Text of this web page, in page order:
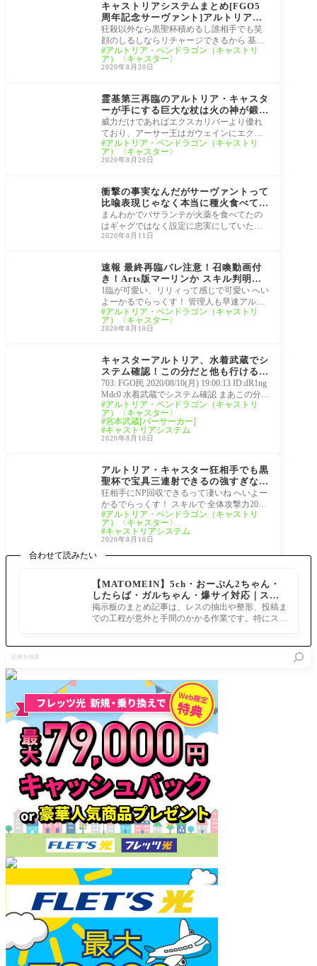
キャストリアシステムまとめ[FGO5
周年記念サーヴァント]アルトリア・
キャスター
狂殺以外なら黒聖杯積めるし誰相手でも笑
顔のしるしならリチャージできるから 基本
的には武蔵ちゃんが最適解 へいよーかるで
らっ
アルトリア・ペンドラゴン（キャストリ
ア）〈キャスター〉
2020年8月20日
霊基第三再臨のアルトリア・キャスタ
ーが手にする巨大な杖は火の神が鍛
え、大英雄に与えたとされる大剣であ
る。[FGO 宝刀マルミアドワーズ]
威力だけであればエクスカリバーより優れ
ており、アーサー王はガウェインにエクス
カリバーを貸し与え、この大剣を使う時も
あった
アルトリア・ペンドラゴン（キャストリ
ア）〈キャスター〉
2020年8月20日
衝撃の事実なんだがサーヴァントって
比喩表現じゃなく本当に種火食べてた
のか？キャスター・アルトリアが種火
に味をつけたいとか言い出した[FGO]
まんわかでバサランテが火薬を食べてたの
はギャグではなく設定に忠実にしていただ
けだったのか！？ 620: FGO民 2020/08/10(月)
2020年8月11日
速報 最終再臨バレ注意！召喚動画付
き！Arts版マーリンか スキル判明ア
ルトリア・キャスターのNP付与が凄
い[FGO5周年記念サーヴァント]
1臨が可愛い、リリィって感じで可愛い へい
よーかるでらっくす！ 管理人も早速アルト
リア・キャスターを召喚してきたので召喚
ボイ
アルトリア・ペンドラゴン（キャストリ
ア）〈キャスター〉
2020年8月10日
キャスターアルトリア、水着武蔵でシ
ステム確認！この分だと他も行けるだ
ろう[FGO5周年記念サーヴァント]
703: FGO民 2020/08/10(月) 19:00:13 ID:dR1ng
Mdc0 水着武蔵でシステム確認 まあこの分だ
と他も行けるだろう 完全にAの人権枠だな 7
17: FGO民 2020/08/1
アルトリア・ペンドラゴン（キャストリ
ア）〈キャスター〉
宮本武蔵[バーサーカー]
キャストリアシステム
2020年8月10日
アルトリア・キャスター狂相手でも黒
聖杯で宝具三連射できるの強すぎな
い？[FGO5周年記念サーヴァント]ス
キル倍率も判明
狂相手にNP回収できるって凄いね へいよー
かるでらっくす！ スキルで 全体攻撃力20％
アップnp30、単体np獲得量30アップnp20、
単体Aバフ5
アルトリア・ペンドラゴン（キャストリ
ア）〈キャスター〉
キャストリアシステム
2020年8月10日
合わせて読みたい
【MATOMEIN】5ch・おーぷん2ちゃん・
したらば・ガルちゃん・爆サイ対応｜スマ
ホでまとめ記事を作れるアプリ FGOのまと
め記事ができるまで
掲示板のまとめ記事は、レスの抽出や整形、投稿ま
での工程が意外と手間のかかる作業です。特にスマ
を
検